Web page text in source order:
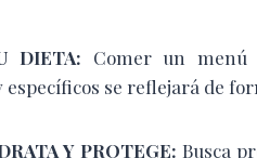
DIETA: Comer un menú
específicos se reflejará de
Y PROTEGE:Busca